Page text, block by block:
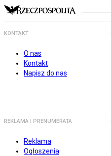
KONTAKT
O nas
Kontakt
Napisz do nas
REKLAMA I PRENUMERATA
Reklama
Ogłoszenia